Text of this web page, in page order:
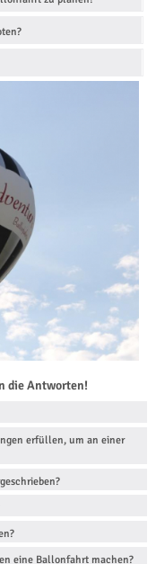
die Antworten!
erfüllen, um an einer
eine Ballonfahrt machen?